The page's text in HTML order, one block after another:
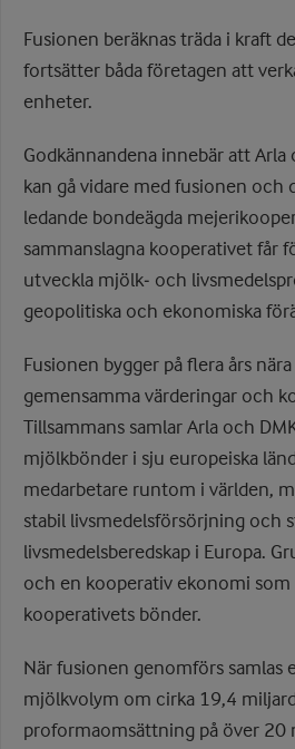
Fusionen beräknas träda i kraft
fortsätter båda företagen att
enheter.
Godkännandena innebär att Arla
kan gå vidare med fusionen och
ledande bondeägda
sammanslagna kooperativet får
utveckla mjölk‑ och
geopolitiska och ekonomiska
Fusionen bygger på flera års
gemensamma värderingar och
Tillsammans samlar Arla och
mjölkbönder i sju europeiska
medarbetare runtom i världen,
stabil livsmedelsförsörjning och
livsmedelsberedskap i Europa.
och en kooperativ ekonomi
kooperativets bönder.
När fusionen genomförs samlas
mjölkvolym om cirka 19,4
proformaomsättning på över 20